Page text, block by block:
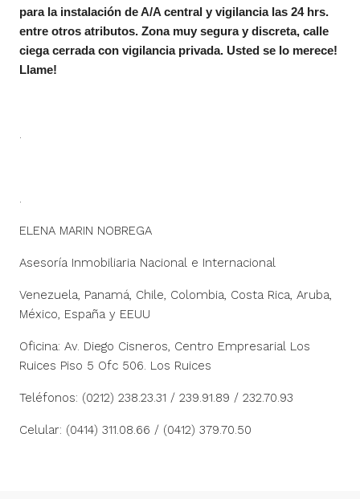
para la instalación de A/A central y vigilancia las 24 hrs.
entre otros atributos. Zona muy segura y discreta, calle
ciega cerrada con vigilancia privada. Usted se lo merece!
Llame!
ELENA MARIN NOBREGA
Asesoría Inmobiliaria Nacional e Internacional
Venezuela, Panamá, Chile, Colombia, Costa Rica, Aruba,
México, España y EEUU
Oficina: Av. Diego Cisneros, Centro Empresarial Los
Ruices Piso 5 Ofc 506. Los Ruices
Teléfonos: (0212) 238.23.31 / 239.91.89 / 232.70.93
Celular: (0414) 311.08.66 / (0412) 379.70.50